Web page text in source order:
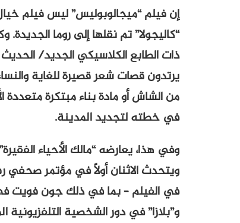
إن فيلم “ميجالوبوليس” ليس فيلم
“كاليجولا” تم نقلها إلى روما الجديدة.
ذات الطابع الكلاسيكي الجديد/
يرتدون قصات شعر قصيرة للغاية
من الشاش أو مادة بناء مبتكرة
في خطته لتجديد المدينة.
وفي هذا، يعارضه “مالك الأحياء
ويتحدث الاثنان أولاً في مؤتمر
في الفيلم – بما في ذلك جون فويت في
و”بلازا” في دور الشخصية التلفزيونية